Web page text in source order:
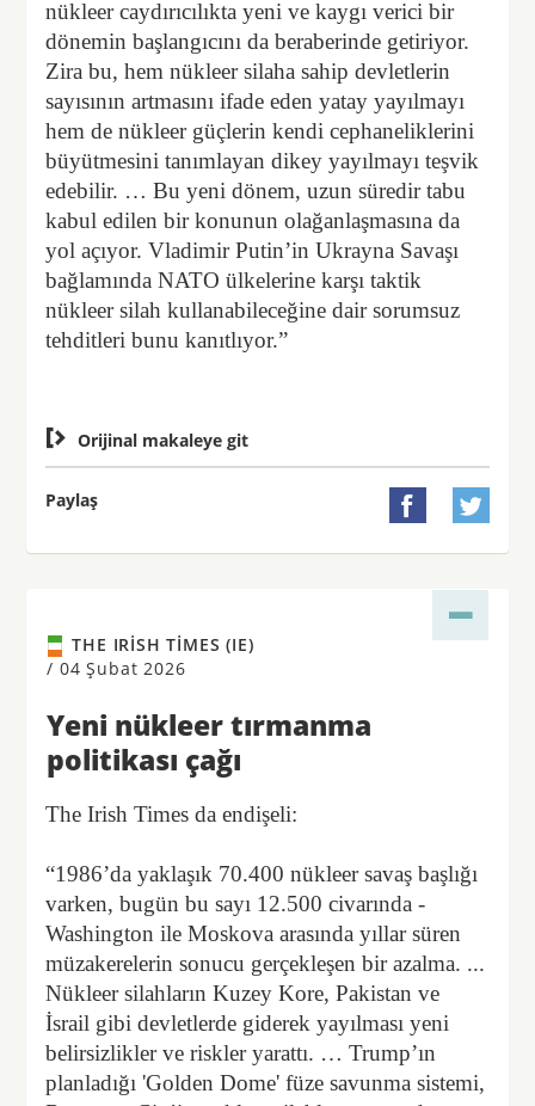
nükleer caydırıcılıkta yeni ve kaygı verici bir
dönemin başlangıcını da beraberinde getiriyor.
Zira bu, hem nükleer silaha sahip devletlerin
sayısının artmasını ifade eden yatay yayılmayı
hem de nükleer güçlerin kendi cephaneliklerini
büyütmesini tanımlayan dikey yayılmayı teşvik
edebilir. … Bu yeni dönem, uzun süredir tabu
kabul edilen bir konunun olağanlaşmasına da
yol açıyor. Vladimir Putin’in Ukrayna Savaşı
bağlamında NATO ülkelerine karşı taktik
nükleer silah kullanabileceğine dair sorumsuz
tehditleri bunu kanıtlıyor.”
 Orijinal makaleye git
Paylaş  
THE IRISH TIMES (IE)
/ 04 Şubat 2026
Yeni nükleer tırmanma
politikası çağı
The Irish Times da endişeli:
“1986’da yaklaşık 70.400 nükleer savaş başlığı
varken, bugün bu sayı 12.500 civarında -
Washington ile Moskova arasında yıllar süren
müzakerelerin sonucu gerçekleşen bir azalma. ...
Nükleer silahların Kuzey Kore, Pakistan ve
İsrail gibi devletlerde giderek yayılması yeni
belirsizlikler ve riskler yarattı. … Trump’ın
planladığı 'Golden Dome' füze savunma sistemi,